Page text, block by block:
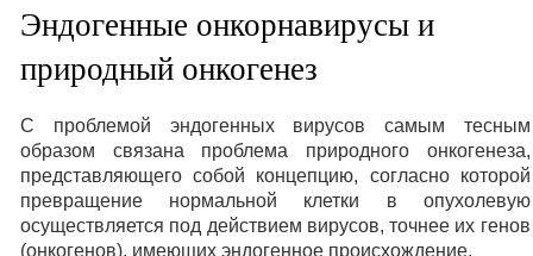
Эндогенные онкорнавирусы и
природный онкогенез
С проблемой эндогенных вирусов самым тесным
образом связана проблема природного онкогенеза,
представляющего собой концепцию, согласно которой
превращение нормальной клетки в опухолевую
осуществляется под действием вирусов, точнее их генов
(онкогенов), имеющих эндогенное происхождение.